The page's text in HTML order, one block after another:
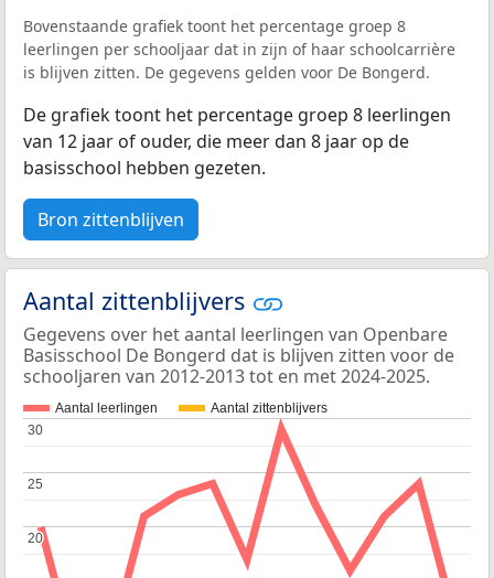
Bovenstaande grafiek toont het percentage groep 8
leerlingen per schooljaar dat in zijn of haar schoolcarrière
is blijven zitten. De gegevens gelden voor De Bongerd.
De grafiek toont het percentage groep 8 leerlingen
van 12 jaar of ouder, die meer dan 8 jaar op de
basisschool hebben gezeten.
Bron zittenblijven
Aantal zittenblijvers
Gegevens over het aantal leerlingen van Openbare
Basisschool De Bongerd dat is blijven zitten voor de
schooljaren van 2012-2013 tot en met 2024-2025.
Aantal leerlingen Aantal zittenblijvers
20
20
25
25
30
30